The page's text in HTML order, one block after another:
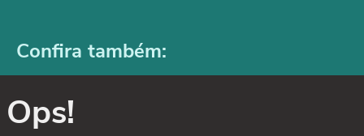
Confira também:
Ops!